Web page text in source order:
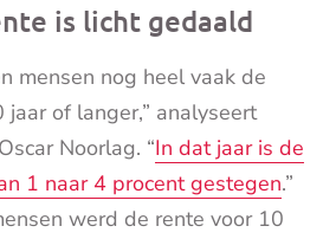
is licht gedaald
mensen nog heel vaak de
of langer,” analyseert
Noorlag. “In dat jaar is de
1 naar 4 procent gestegen.”
werd de rente voor 10